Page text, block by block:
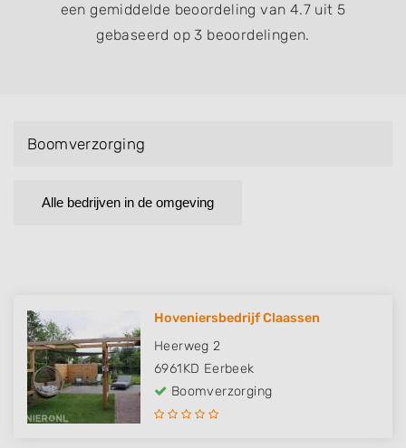
een gemiddelde beoordeling van 4.7 uit 5
gebaseerd op 3 beoordelingen.
Boomverzorging
Alle bedrijven in de omgeving
Hoveniersbedrijf Claassen
Heerweg 2
6961KD Eerbeek
Boomverzorging